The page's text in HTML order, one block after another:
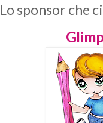
Lo sponsor che